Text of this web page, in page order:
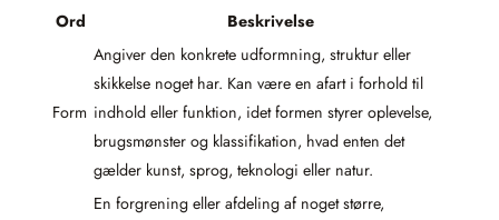
Ord Beskrivelse
Form
Angiver den konkrete udformning, struktur eller
skikkelse noget har. Kan være en afart i forhold til
indhold eller funktion, idet formen styrer oplevelse,
brugsmønster og klassifikation, hvad enten det
gælder kunst, sprog, teknologi eller natur.
En forgrening eller afdeling af noget større,